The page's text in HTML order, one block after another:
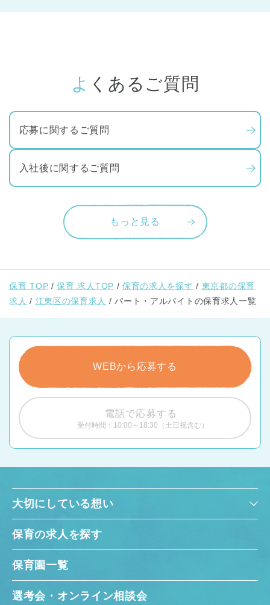
よくあるご質問
応募に関するご質問
入社後に関するご質問
もっと見る
保育 TOP 保育 求人TOP 保育の求人を探す
東京都の保育
求人
江東区の保育求人 パート・アルバイトの保育求人一覧
WEBから応募する
電話で応募する
受付時間：10:00～18:30（土日祝含む）
大切にしている想い
保育の求人を探す
保育園一覧
選考会・オンライン相談会